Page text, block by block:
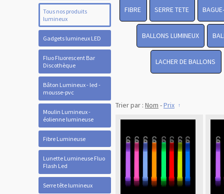
Tous nos produits
lumineux
Gadgets lumineux LED
Fluo Fluorescent Bar
Discothèque
Bâton Lumineux - led -
mousse-pvc
Moulin Lumineux -
éolienne lumineuse
Fibre Lumineuse
Lunette Lumineuse Fluo
Flash Led
Serre tête lumineux
FIBRE SERRE TETE
BALLONS LUMINEUX
LACHER DE BALLONS
Trier par : Nom -Prix